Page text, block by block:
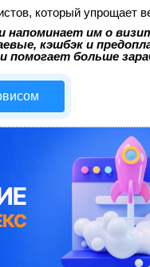
который упрощает
напоминает им о
кэшбэк и
помогает больше